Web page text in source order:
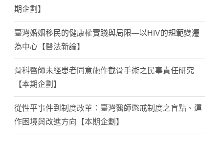
期企劃】
臺灣婚姻移民的健康權實踐與局限—以HIV的規範變遷
為中心【醫法新論】
骨科醫師未經患者同意施作截骨手術之民事責任研究
【本期企劃】
從性平事件到制度改革：臺灣醫師懲戒制度之盲點、運
作困境與改進方向【本期企劃】